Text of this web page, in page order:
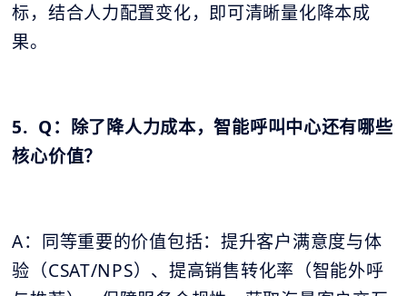
标，结合人力配置变化，即可清晰量化降本成
果。
5. Q：除了降人力成本，智能呼叫中心还有哪些
核心价值？
A：同等重要的价值包括：提升客户满意度与体
验（CSAT/NPS）、提高销售转化率（智能外呼